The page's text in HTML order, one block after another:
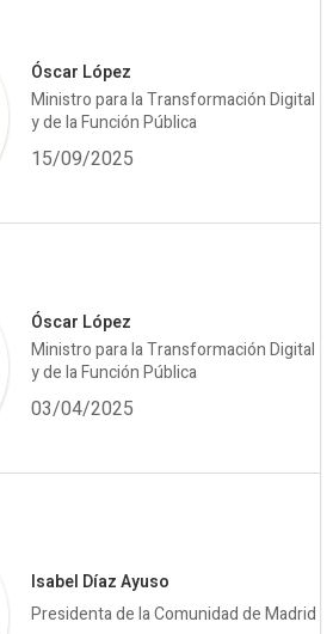
Óscar López
Ministro para la Transformación Digital
y de la Función Pública
15/09/2025
Óscar López
Ministro para la Transformación Digital
y de la Función Pública
03/04/2025
Isabel Díaz Ayuso
Presidenta de la Comunidad de Madrid